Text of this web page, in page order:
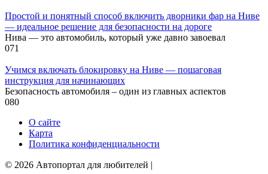
Простой и понятный способ включить дворники фар на Ниве
— идеальное решение для безопасности на дороге
Нива — это автомобиль, который уже давно завоевал
071
Учимся включать блокировку на Ниве — пошаговая
инструкция для начинающих
Безопасность автомобиля – один из главных аспектов
080
О сайте
Карта
Политика конфиденциальности
© 2026 Автопортал для любителей |